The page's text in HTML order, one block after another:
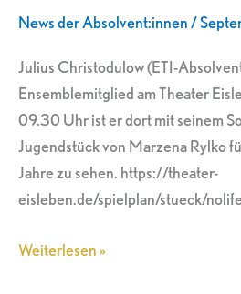
News der Absolvent:innen/
Julius Christodulow (ETI-
Ensemblemitglied am Theater
09.30 Uhr ist er dort mit seinem
Jugendstück von Marzena Rylko
Jahre zu sehen. https://theater-
eisleben.de/spielplan/stueck/
Eisleben
Weiterlesen »